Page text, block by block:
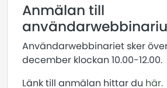
Anmälan till
Användarwebbinariet sker
december klockan 10.00-12.00.
Länk till anmälan hittar du här.